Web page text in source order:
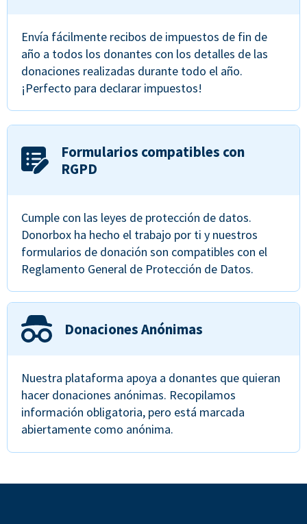
Envía fácilmente recibos de impuestos de fin de
año a todos los donantes con los detalles de las
donaciones realizadas durante todo el año.
¡Perfecto para declarar impuestos!
Formularios compatibles con
RGPD
Cumple con las leyes de protección de datos.
Donorbox ha hecho el trabajo por ti y nuestros
formularios de donación son compatibles con el
Reglamento General de Protección de Datos.
Donaciones Anónimas
Nuestra plataforma apoya a donantes que quieran
hacer donaciones anónimas. Recopilamos
información obligatoria, pero está marcada
abiertamente como anónima.